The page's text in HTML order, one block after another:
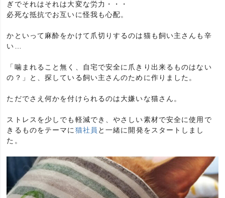
ぎでそれはそれは大変な労力・・・
必死な抵抗でお互いに怪我も心配。
かといって麻酔をかけて爪切りするのは猫も飼い主さんも辛
い…
「噛まれること無く、自宅で安全に爪きり出来るものはない
の？」と、探している飼い主さんのために作りました。
ただでさえ何かを付けられるのは大嫌いな猫さん。
ストレスを少しでも軽減でき、やさしい素材で安全に使用で
きるものをテーマに猫社員 と一緒に開発をスタートしまし
た。